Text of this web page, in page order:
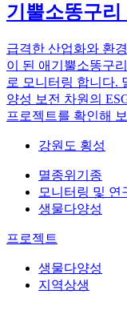
기뿔소똥구리
급격한 산업화와 환
이 된 애기뿔소똥구
로 모니터링 합니다.
양성 보전 차원의
프로젝트를 확인해
강원도 횡성
멸종위기종
모니터링 및 연
생물다양성
프로젝트
생물다양성
지역상생